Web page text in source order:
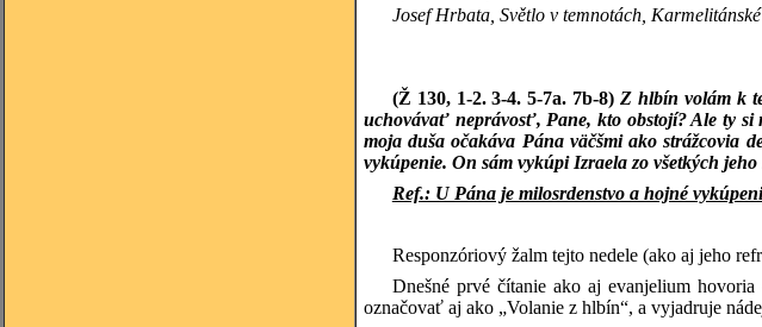
JosefHrbata, Světlo v temnotách,
(Ž 130, 1-2. 3-4. 5-7a. 7b-8)Z hlbín volám k
uchovávať neprávosť, Pane, kto obstojí? Ale ty si
moja duša očakáva Pána väčšmi ako strážcovia
vykúpenie. On sám vykúpi Izraela zo všetkých jeho
Ref.: U Pána je milosrdenstvo a hojné
Responzóriový žalm tejto nedele (ako aj jeho
Dnešné prvé čítanie ako aj evanjelium
označovať aj ako „Volanie z hlbín“, a vyjadruje